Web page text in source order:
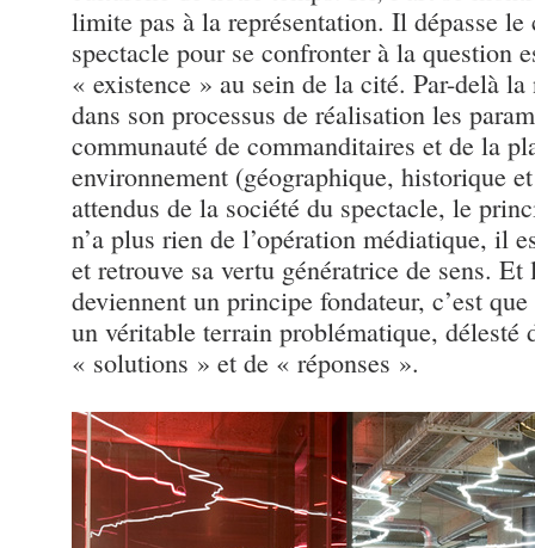
limite pas à la représentation. Il dépasse
spectacle pour se confronter à la question
« existence » au sein de la cité. Par-delà
dans son processus de réalisation les
communauté de commanditaires et de la
environnement (géographique, historique
attendus de la société du spectacle, le
n’a plus rien de l’opération médiatique, il
et retrouve sa vertu génératrice de sens.
deviennent un principe fondateur, c’est
un véritable terrain problématique, délesté
« solutions » et de « réponses ».